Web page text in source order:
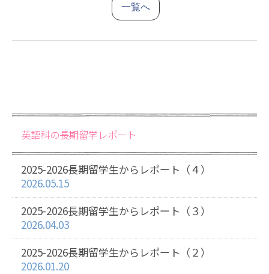
一覧へ
英語科の長期留学レポート
2025-2026長期留学生からレポート（４）
2026.05.15
2025-2026長期留学生からレポート（３）
2026.04.03
2025-2026長期留学生からレポート（２）
2026.01.20